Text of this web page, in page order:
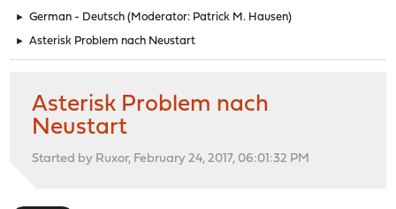
► German - Deutsch (Moderator: Patrick M. Hausen)
► Asterisk Problem nach Neustart
Asterisk Problem nach
Neustart
Started by Ruxor, February 24, 2017, 06:01:32 PM